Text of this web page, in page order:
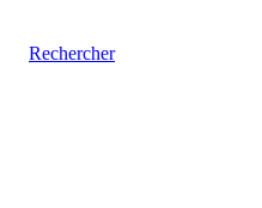
Rechercher